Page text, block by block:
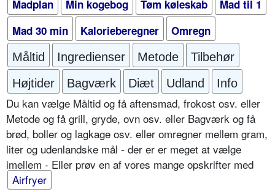
Madplan Min kogebog Tøm køleskab
Mad til 1
Mad 30 min
Kalorieberegner Omregn
Måltid Ingredienser Metode
Tilbehør
Højtider
Bagværk Diæt Udland Info
Du kan vælge Måltid og få aftensmad, frokost osv. eller
Metode og få grill, gryde, ovn osv. eller Bagværk og få
brød, boller og lagkage osv. eller omregner mellem gram,
liter og udenlandske mål - der er er meget at vælge
imellem - Eller prøv en af vores mange opskrifter med
Airfryer